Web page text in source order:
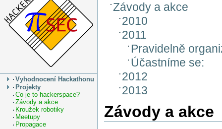
Vyhodnocení Hackathonu
Projekty
Co je to hackerspace?
Závody a akce
Kroužek robotiky
Meetupy
Propagace
Závody a akce
2010
2011
Pravidelně
Účastníme se:
2012
2013
Závody a akce